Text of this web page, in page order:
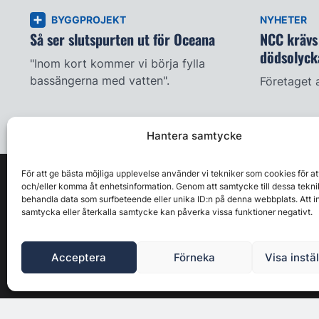
Hantera samtycke
För att ge bästa möjliga upplevelse använder vi tekniker som cookies för
och/eller komma åt enhetsinformation. Genom att samtycke till dessa
behandla data som surfbeteende eller unika ID:n på denna webbplats. Att
samtycka eller återkalla samtycke kan påverka vissa funktioner negativt.
Acceptera Förneka Visa
BYGGPROJEKT
Så ser slutspurten ut för Oceana
"Inom kort kommer vi börja fylla
bassängerna med vatten".
NYHETER
NCC
Företaget